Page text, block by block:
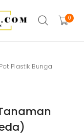
0
Plastik Bunga